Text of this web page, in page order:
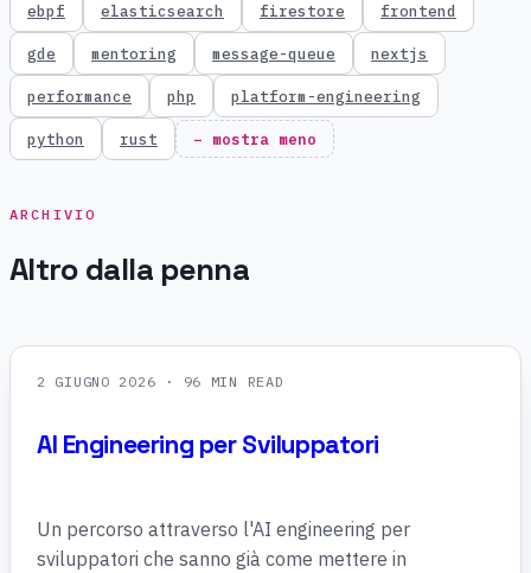
ebpf elasticsearch firestore frontend
gde mentoring message-queue nextjs
performance php platform-engineering
python rust − mostra meno
ARCHIVIO
Altro dalla penna
2 GIUGNO 2026 · 96 MIN READ
AI Engineering per Sviluppatori
Un percorso attraverso l'AI engineering per
sviluppatori che sanno già come mettere in